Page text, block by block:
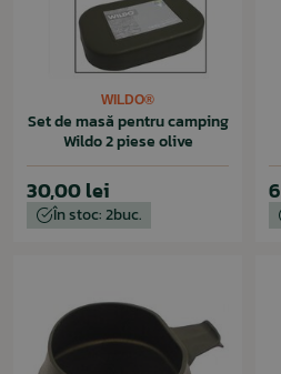
WILDO®
Set de masă pentru camping
Wildo 2 piese olive
30,00 lei
În stoc: 2buc.